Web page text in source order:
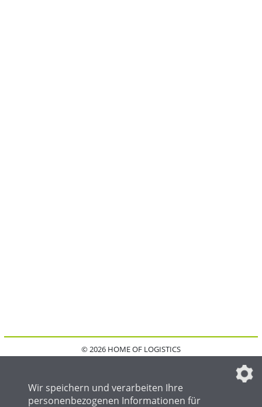
© 2026 HOME OF LOGISTICS
IMPRESSUM
FAQ
DATENSCHUTZEINSTELLUNGEN
Wir speichern und verarbeiten Ihre
personenbezogenen Informationen für